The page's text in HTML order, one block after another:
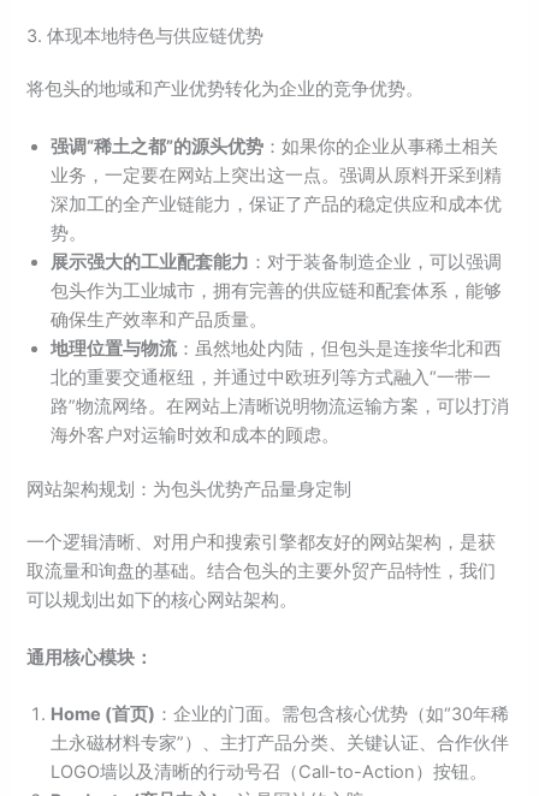
3. 体现本地特色与供应链优势
将包头的地域和产业优势转化为企业的竞争优势。
强调“稀土之都”的源头优势 ：如果你的企业从事稀土相关
业务，一定要在网站上突出这一点。强调从原料开采到精
深加工的全产业链能力，保证了产品的稳定供应和成本优
势。
展示强大的工业配套能力 ：对于装备制造企业，可以强调
包头作为工业城市，拥有完善的供应链和配套体系，能够
确保生产效率和产品质量。
地理位置与物流：虽然地处内陆，但包头是连接华北和西
北的重要交通枢纽，并通过中欧班列等方式融入“一带一
路”物流网络。在网站上清晰说明物流运输方案，可以打消
海外客户对运输时效和成本的顾虑。
网站架构规划：为包头优势产品量身定制
一个逻辑清晰、对用户和搜索引擎都友好的网站架构，是获
取流量和询盘的基础。结合包头的主要外贸产品特性，我们
可以规划出如下的核心网站架构。
通用核心模块：
Home (首页) ：企业的门面。需包含核心优势（如“30年稀
土永磁材料专家”）、主打产品分类、关键认证、合作伙伴
LOGO墙以及清晰的行动号召（Call-to-Action）按钮。